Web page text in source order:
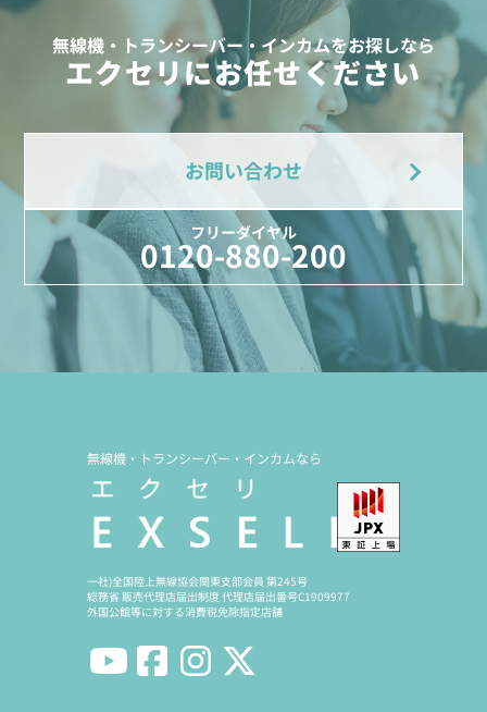
無線機・トランシーバー・インカムをお探しなら
エクセリにお任せください
お問い合わせ
フリーダイヤル
0120-880-200
無線機・トランシーバー・インカムなら
一社)全国陸上無線協会関東支部会員 第245号
総務省 販売代理店届出制度 代理店届出番号C1909977
外国公館等に対する消費税免除指定店舗